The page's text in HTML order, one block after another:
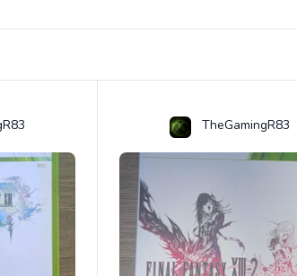
TheGamingR83